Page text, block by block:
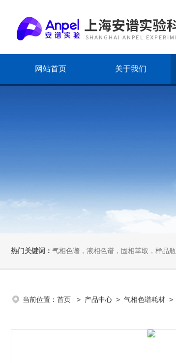
网站首页 关于我们
热门关键词： 气相色谱，液相色谱，固相萃取，样品
当前位置： 首页 > 产品中心 > 气相色谱耗材 >